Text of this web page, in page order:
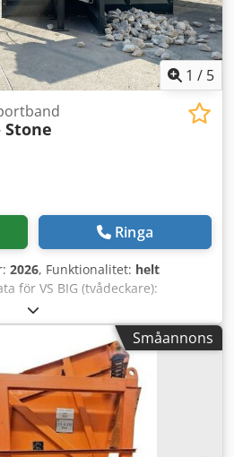
1 / 5
Stone
Ringa
2026, Funktionalitet: helt
för VS BIG (tvådeckare):
däck: sikt-nät 130 x 130 mm •
90 mm • Fast metallbroms (istället
elanslutning Hfebeyirx Nekizn
• Utan standardram med
konfiguration möjliggör
direkt på plats!
Småannons